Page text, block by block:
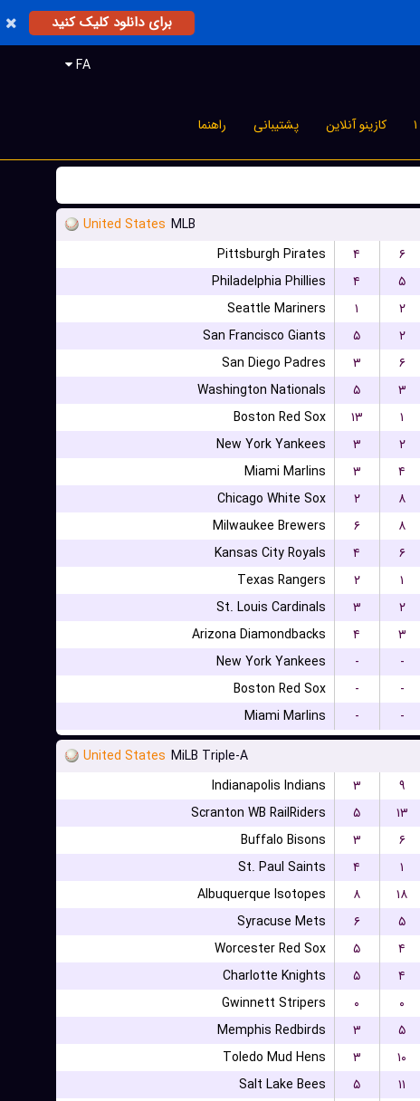
برای دانلود کلیک کنید
FA
کازینو آنلاین پشتیبانی راهنما
United States MLB
Pittsburgh Pirates
۴ ۶
Philadelphia Phillies
۴ ۵
Seattle Mariners
۱ ۲
San Francisco Giants
۵ ۲
San Diego Padres
۳ ۶
Washington Nationals
۵ ۳
Boston Red Sox
۱۳ ۱
New York Yankees
۳ ۲
Miami Marlins
۳ ۴
Chicago White Sox
۲ ۸
Milwaukee Brewers
۶ ۸
Kansas City Royals
۴ ۶
Texas Rangers
۲ ۱
St. Louis Cardinals
۳ ۲
Arizona Diamondbacks
۴ ۳
New York Yankees
- -
Boston Red Sox
- -
Miami Marlins
- -
United States MiLB Triple-A
Indianapolis Indians
۳ ۹
Scranton WB RailRiders
۵ ۱۳
Buffalo Bisons
۳ ۶
St. Paul Saints
۴ ۱
Albuquerque Isotopes
۸ ۱۸
Syracuse Mets
۶ ۵
Worcester Red Sox
۵ ۴
Charlotte Knights
۵ ۴
Gwinnett Stripers
۰ ۰
Memphis Redbirds
۳ ۵
Toledo Mud Hens
۳ ۱۰
Salt Lake Bees
۵ ۱۱